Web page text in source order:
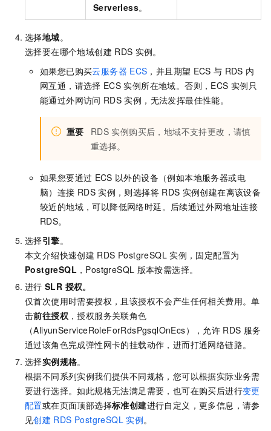
Serverless。
选择地域。
选择要在哪个地域创建 RDS 实例。
如果您已购买云服务器 ECS ，并且期望 ECS 与 RDS 内
网互通，请选择 ECS 实例所在地域。否则，ECS 实例只
能通过外网访问 RDS 实例，无法发挥最佳性能。
重要 RDS 实例购买后，地域不支持更改，请慎
重选择。
如果您要通过 ECS 以外的设备（例如本地服务器或电
脑）连接 RDS 实例，则选择将 RDS 实例创建在离该设备
较近的地域，可以降低网络时延。后续通过外网地址连接
RDS。
选择引擎。
本文介绍快速创建 RDS PostgreSQL 实例，固定配置为
PostgreSQL ，PostgreSQL 版本按需选择。
进行 SLR 授权。
仅首次使用时需要授权，且该授权不会产生任何相关费用。单
击前往授权 ，授权服务关联角色
（AliyunServiceRoleForRdsPgsqlOnEcs），允许 RDS 服务
通过该角色完成弹性网卡的挂载动作，进而打通网络链路。
选择实例规格。
根据不同系列实例我们提供不同规格，您可以根据实际业务需
要进行选择。如此规格无法满足需要，也可在购买后进行变更
配置或在页面顶部选择标准创建进行自定义，更多信息，请参
见创建 RDS PostgreSQL 实例。